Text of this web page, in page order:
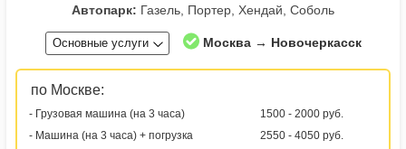
Автопарк: Газель, Портер, Хендай, Соболь
Основные услуги Москва → Новочеркасск
по Москве:
- Грузовая машина (на 3 часа)
1500 - 2000 руб.
- Машина (на 3 часа) + погрузка
2550 - 4050 руб.